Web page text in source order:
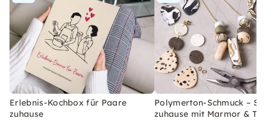
Erlebnis-Kochbox für Paare
zuhause
Polymerton-Schmuck –
zuhause mit Marmor &